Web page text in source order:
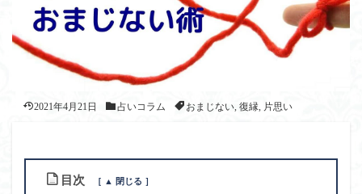
2021年4月21日 占いコラム おまじない, 復縁, 片思い
目次